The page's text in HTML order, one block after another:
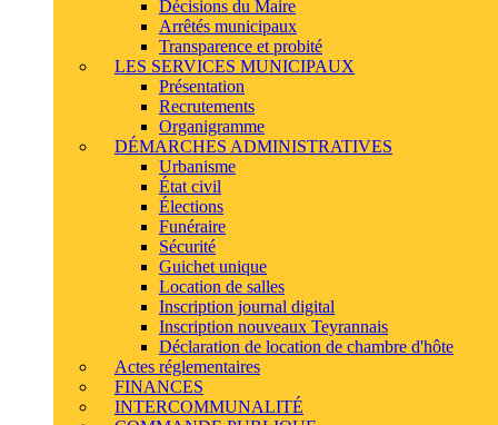
Décisions du Maire
Arrêtés municipaux
Transparence et probité
LES SERVICES MUNICIPAUX
Présentation
Recrutements
Organigramme
DÉMARCHES ADMINISTRATIVES
Urbanisme
État civil
Élections
Funéraire
Sécurité
Guichet unique
Location de salles
Inscription journal digital
Inscription nouveaux Teyrannais
Déclaration de location de chambre d'hôte
Actes réglementaires
FINANCES
INTERCOMMUNALITÉ